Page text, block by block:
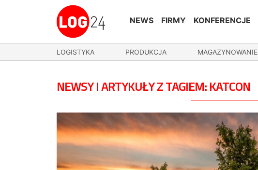
NEWS FIRMY KONFERENCJE
LOGISTYKA PRODUKCJA MAGAZYNOWANIE
NEWSY I ARTYKUŁY Z TAGIEM: KATCON